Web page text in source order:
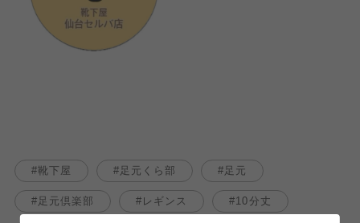
靴下屋 足元くら部 足元
足元倶楽部 レギンス 10分丈